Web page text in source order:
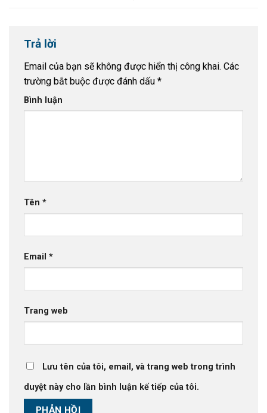
Trả lời
Email của bạn sẽ không được hiển thị công khai. Các
trường bắt buộc được đánh dấu *
Bình luận
Tên *
Email *
Trang web
Lưu tên của tôi, email, và trang web trong trình
duyệt này cho lần bình luận kế tiếp của tôi.